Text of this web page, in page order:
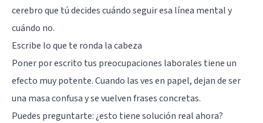
cerebro que tú decides cuándo seguir esa línea mental y
cuándo no.
Escribe lo que te ronda la cabeza
Poner por escrito tus preocupaciones laborales tiene un
efecto muy potente. Cuando las ves en papel, dejan de ser
una masa confusa y se vuelven frases concretas.
Puedes preguntarte: ¿esto tiene solución real ahora?